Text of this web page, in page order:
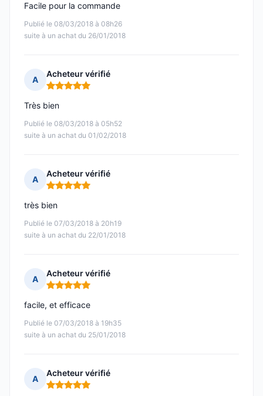
Publié le 08/03/2018 à 08h26
suite à un achat du 26/01/2018
Facile pour la commande
A
Acheteur vérifié
Note : 5 sur 5
Publié le 08/03/2018 à 05h52
suite à un achat du 01/02/2018
Très bien
A
Acheteur vérifié
Note : 5 sur 5
Publié le 07/03/2018 à 20h19
suite à un achat du 22/01/2018
très bien
A
Acheteur vérifié
Note : 5 sur 5
Publié le 07/03/2018 à 19h35
suite à un achat du 25/01/2018
facile, et efficace
A
Acheteur vérifié
Note : 5 sur 5